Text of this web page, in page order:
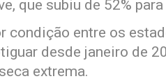
que subiu de 52%
condição entre os
desde janeiro de
extrema.